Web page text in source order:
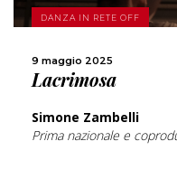
DANZA IN RETE OFF
9 maggio 2025
Lacrimosa
Simone Zambelli
Prima nazionale e